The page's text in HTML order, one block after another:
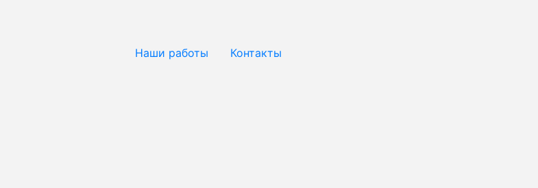
Наши работы Контакты